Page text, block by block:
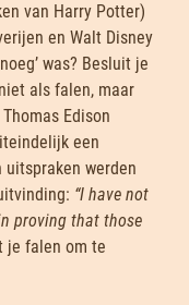
van Harry Potter)
en Walt Disney
was? Besluit je
als falen, maar
Edison
een
werden
“I have not
proving that those
je falen om te